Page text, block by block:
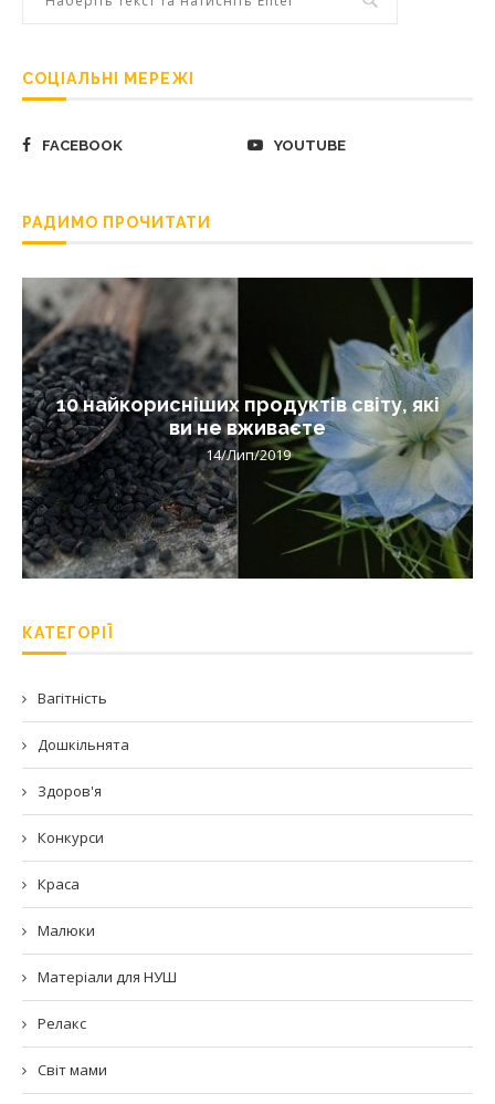
СОЦІАЛЬНІ МЕРЕЖІ
FACEBOOK YOUTUBE
РАДИМО ПРОЧИТАТИ
10 найкорисніших продуктів світу, які
ви не вживаєте
14/Лип/2019
КАТЕГОРІЇ
Вагітність
Дошкільнята
Здоров'я
Конкурси
Краса
Малюки
Матеріали для НУШ
Релакс
Світ мами